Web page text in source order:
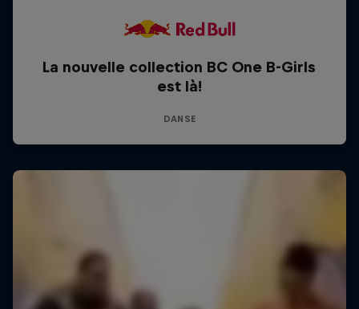
La nouvelle collection BC One B-Girls
est là!
DANSE